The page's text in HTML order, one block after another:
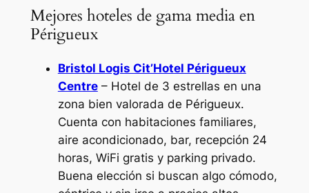
Mejores hoteles de gama media en
Périgueux
Bristol Logis Cit’Hotel Périgueux
Centre– Hotel de 3 estrellas en una
zona bien valorada de Périgueux.
Cuenta con habitaciones familiares,
aire acondicionado, bar, recepción 24
horas, WiFi gratis y parking privado.
Buena elección si buscan algo cómodo,